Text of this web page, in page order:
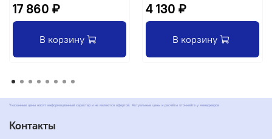
17 860 ₽
В корзину
4 130 ₽
В корзину
Указанные цены носят информационный характер и не являются офертой. Актуальные цены и расчёты уточняйте у менеджеров
Контакты